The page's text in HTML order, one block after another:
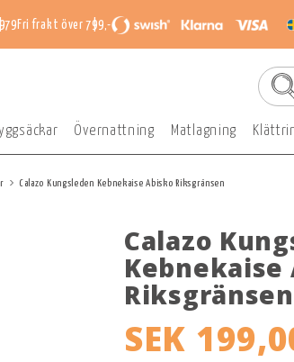
Fri frakt över 799,-
Övernattning Matlagning
Calazo Kungsleden Kebnekaise Abisko Riksgränsen
Calazo
Kebnekaise
Riksgränsen
SEK